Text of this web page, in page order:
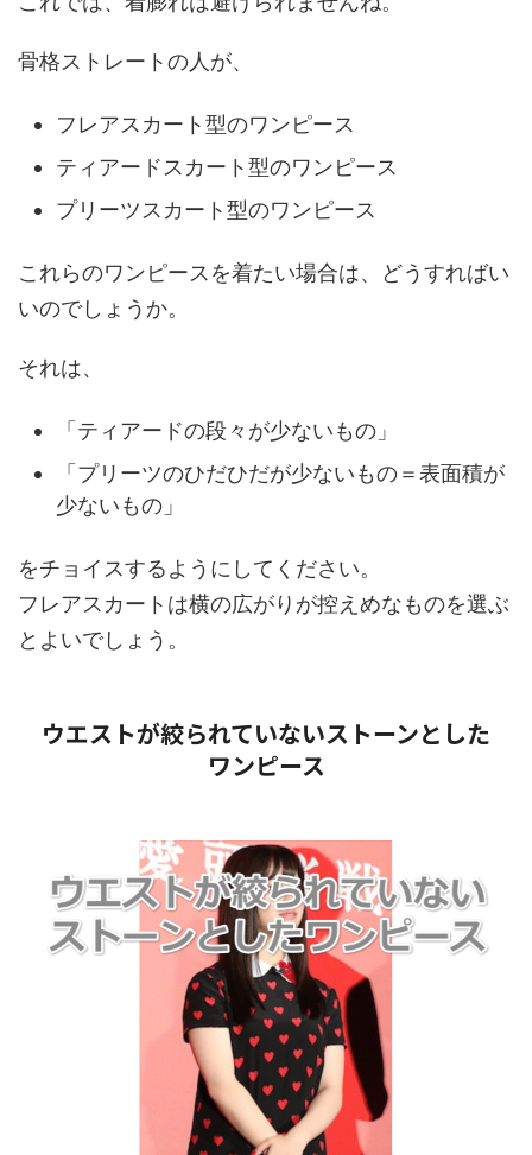
骨格ストレートの人が、
フレアスカート型のワンピース
ティアードスカート型のワンピース
プリーツスカート型のワンピース
これらのワンピースを着たい場合は、どうすればい
いのでしょうか。
それは、
「ティアードの段々が少ないもの」
「プリーツのひだひだが少ないもの＝表面積が
少ないもの」
をチョイスするようにしてください。
フレアスカートは横の広がりが控えめなものを選ぶ
とよいでしょう。
ウエストが絞られていないストーンとした
ワンピース